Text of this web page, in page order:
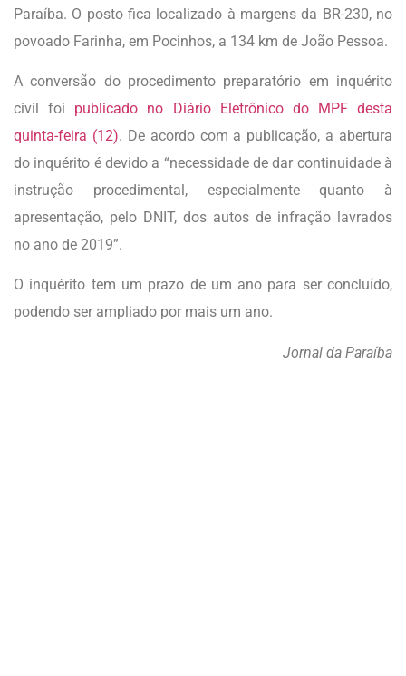
Paraíba. O posto fica localizado à margens da BR-230, no
povoado Farinha, em Pocinhos, a 134 km de João Pessoa.
A conversão do procedimento preparatório em inquérito
civil foi publicado no Diário Eletrônico do MPF desta
quinta-feira (12). De acordo com a publicação, a abertura
do inquérito é devido a “necessidade de dar continuidade à
instrução procedimental, especialmente quanto à
apresentação, pelo DNIT, dos autos de infração lavrados
no ano de 2019”.
O inquérito tem um prazo de um ano para ser concluído,
podendo ser ampliado por mais um ano.
Jornal da Paraíba